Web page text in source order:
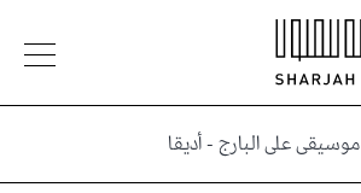
موسيقى على البارج - أديقا